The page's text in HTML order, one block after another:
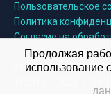
Пользовательское
Политика
Согласие на
По вопросам
ИП Хомутов В.С.
© 2019 – 2026 «100
Продолжая
использование